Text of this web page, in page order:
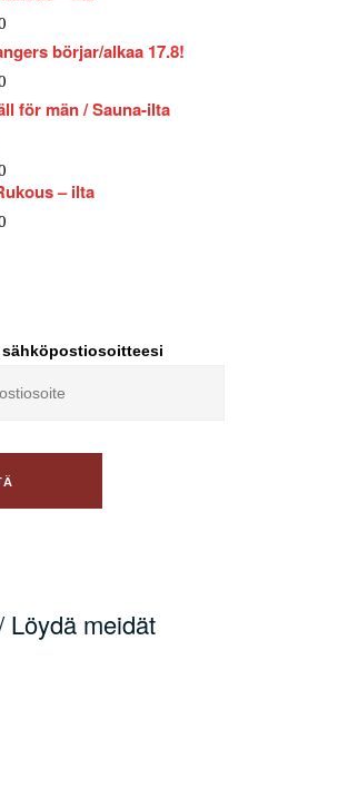
börjar/alkaa 17.8!
för män / Sauna-ilta
– ilta
Löydä meidät